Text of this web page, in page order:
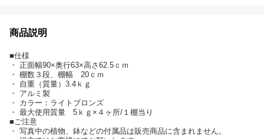
商品説明
■仕様
・ 正面幅90×奥行63×高さ62.5ｃｍ
・ 棚数３段、棚幅 20ｃｍ
・ 自重（質量）3.4ｋｇ
・ アルミ製
・ カラー：ライトブロンズ
・ 最大使用質量 5ｋｇ×４ヶ所/１棚当り
■ご注意
・ 写真中の植物、鉢などの付属品は販売商品に含まれません。